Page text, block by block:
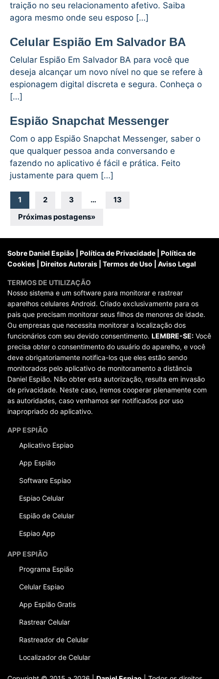
traição no seu relacionamento afetivo. Saiba
agora mesmo onde seu esposo […]
Celular Espião Em Salvador BA
Celular Espião Em Salvador BA para você que
deseja alcançar um novo nível no que se refere à
espionagem digital discreta e segura. Conheça o
[…]
Espião Snapchat Messenger
Com o app Espião Snapchat Messenger, saber o
que qualquer pessoa anda conversando e
fazendo no aplicativo é fácil e prática. Feito
justamente para quem […]
Navegação
por
posts
1 2 3 …
13
Próximas postagens»
Sobre Daniel Espião Política de Privacidade
Política de
Cookies
Direitos Autorais Termos de Uso Aviso Legal
TERMOS DE UTILIZAÇÃO
Nosso sistema e um software para monitorar e rastrear
aparelhos celulares Android. Criado exclusivamente para os
pais que precisam monitorar seus filhos de menores de idade.
Ou empresas que necessita monitorar a localização dos
funcionários com seu devido consentimento. LEMBRE-SE: Você
precisa obter o consentimento do usuário do aparelho, e você
deve obrigatoriamente notifica-los que eles estão sendo
monitorados pelo aplicativo de monitoramento a distância
Daniel Espião. Não obter esta autorização, resulta em invasão
de privacidade. Neste caso, iremos cooperar plenamente com
as autoridades, caso venhamos ser notificados por uso
inapropriado do aplicativo.
APP ESPIÃO
Aplicativo Espiao
App Espião
Software Espiao
Espiao Celular
Espião de Celular
Espiao App
APP ESPIÃO
Programa Espião
Celular Espiao
App Espião Gratis
Rastrear Celular
Rastreador de Celular
Localizador de Celular